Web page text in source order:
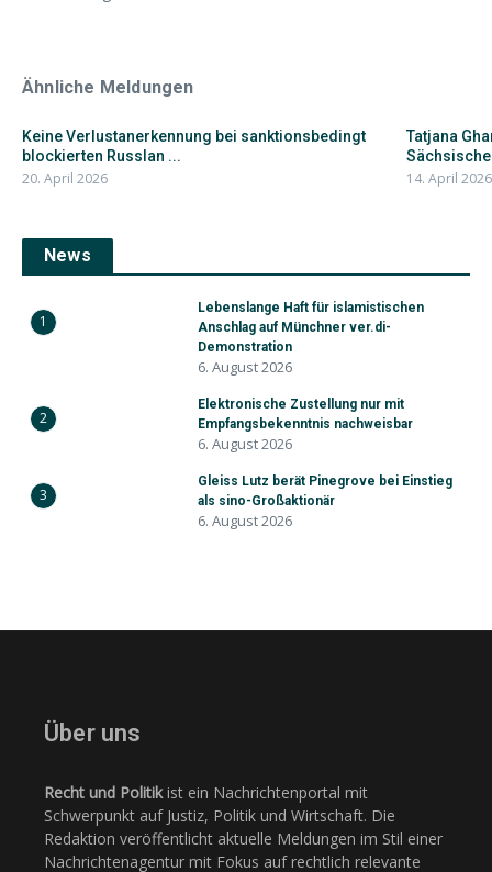
Ähnliche Meldungen
Keine Verlustanerkennung bei sanktionsbedingt
blockierten Russlan ...
20. April 2026
Tatjana
14. April 2026
News
1
Lebenslange Haft für islamistischen
Anschlag auf Münchner ver.di-
Demonstration
6. August 2026
2
Elektronische Zustellung nur mit
Empfangsbekenntnis nachweisbar
6. August 2026
3
Gleiss Lutz berät Pinegrove bei Einstieg
als sino-Großaktionär
6. August 2026
Über uns
Recht und Politikist ein Nachrichtenportal mit
Schwerpunkt auf Justiz, Politik und Wirtschaft. Die
Redaktion veröffentlicht aktuelle Meldungen im Stil einer
Nachrichtenagentur mit Fokus auf rechtlich relevante